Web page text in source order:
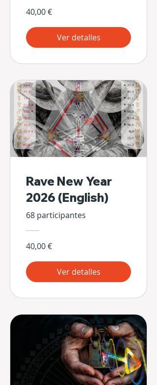
40,00 €
Ver detalles
Rave New Year
2026 (English)
68 participantes
40,00 €
Ver detalles